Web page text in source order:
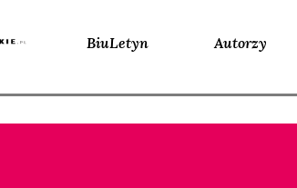
BiuLetyn Autorzy